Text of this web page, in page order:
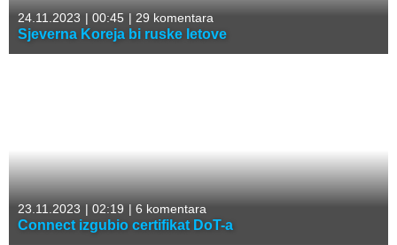
24.11.2023 | 00:45 | 29 komentara
Sjeverna Koreja bi ruske letove
23.11.2023 | 02:19 | 6 komentara
Connect izgubio certifikat DoT-a